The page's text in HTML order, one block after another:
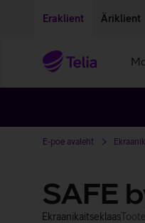
Eraklient Äriklient
E-poe avaleht
SAFE
Ekraanikaitseklaas